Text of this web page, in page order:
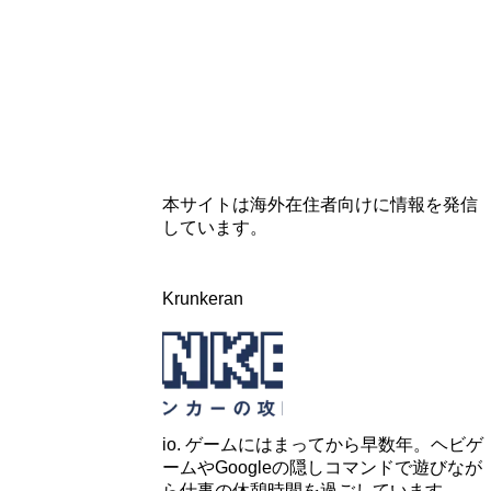
本サイトは海外在住者向けに情報を発信
しています。
Krunkeran
io. ゲームにはまってから早数年。ヘビゲ
ームやGoogleの隠しコマンドで遊びなが